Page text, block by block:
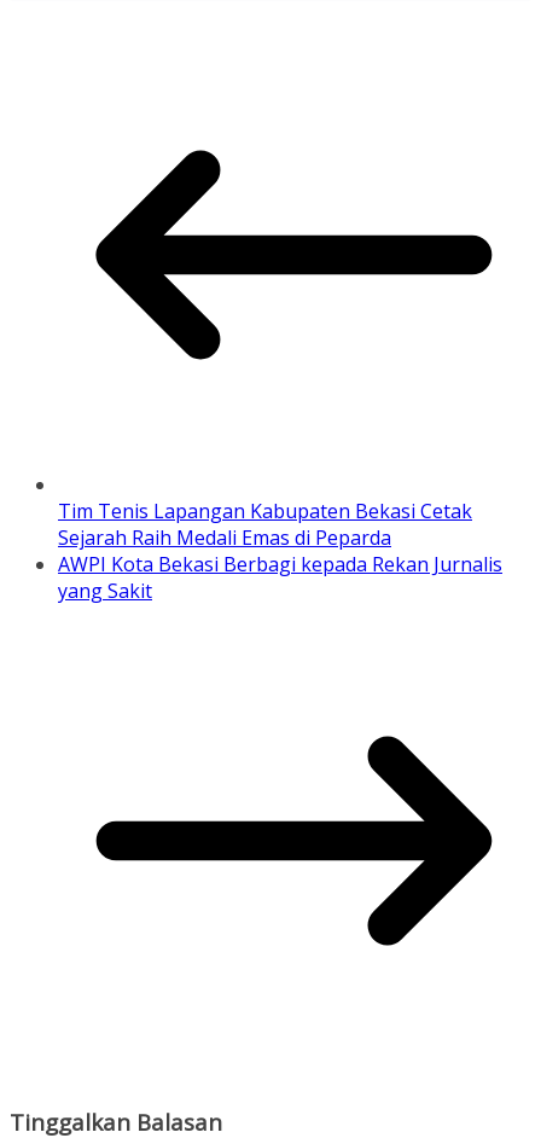
Tim Tenis Lapangan Kabupaten Bekasi Cetak
Sejarah Raih Medali Emas di Peparda
AWPI Kota Bekasi Berbagi kepada Rekan Jurnalis
yang Sakit
Tinggalkan Balasan